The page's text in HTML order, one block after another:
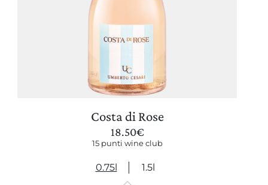
Costa di Rose
18.50€
15 punti wine club
0.75l 1.5l